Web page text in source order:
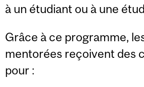
à un étudiant ou à une
Grâce à ce programme,
mentorées reçoivent des
pour :